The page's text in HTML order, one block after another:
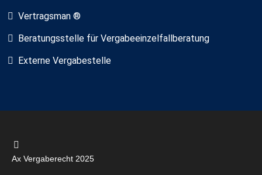
Vertragsman ®
Beratungsstelle für Vergabeeinzelfallberatung
Externe Vergabestelle
Ax Vergaberecht 2025